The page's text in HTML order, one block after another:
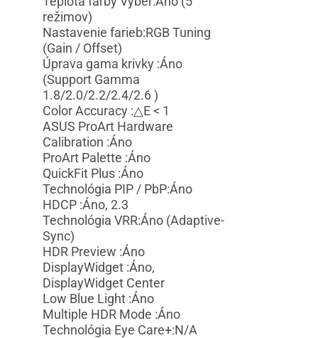
režimov)
Nastavenie farieb:RGB Tuning
(Gain / Offset)
Úprava gama krivky :Áno
(Support Gamma
1.8/2.0/2.2/2.4/2.6 )
Color Accuracy :△E < 1
ASUS ProArt Hardware
Calibration :Áno
ProArt Palette :Áno
QuickFit Plus :Áno
Technológia PIP / PbP:Áno
HDCP :Áno, 2.3
Technológia VRR:Áno (Adaptive-
Sync)
HDR Preview :Áno
DisplayWidget :Áno,
DisplayWidget Center
Low Blue Light :Áno
Multiple HDR Mode :Áno
Technológia Eye Care+:N/A